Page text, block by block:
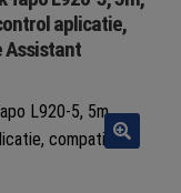
aplicatie,
Assistant